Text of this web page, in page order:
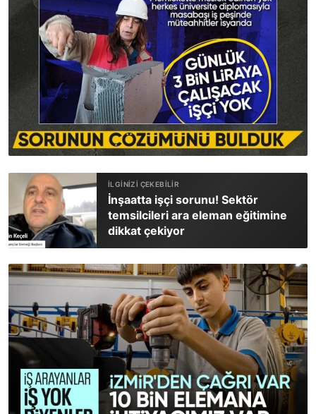
İnşaatta işçi sorunu! Sektör
temsilcileri ara eleman eğitimine
dikkat çekiyor